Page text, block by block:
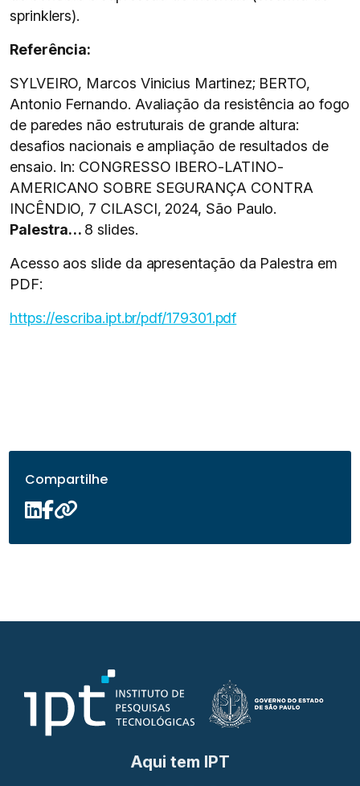
sprinklers).
Referência:
SYLVEIRO, Marcos Vinicius Martinez; BERTO,
Antonio Fernando. Avaliação da resistência ao fogo
de paredes não estruturais de grande altura:
desafios nacionais e ampliação de resultados de
ensaio. In: CONGRESSO IBERO-LATINO-
AMERICANO SOBRE SEGURANÇA CONTRA
INCÊNDIO, 7 CILASCI, 2024, São Paulo.
Palestra… 8 slides.
Acesso aos slide da apresentação da Palestra em
PDF:
https://escriba.ipt.br/pdf/179301.pdf
Compartilhe
Aqui tem IPT